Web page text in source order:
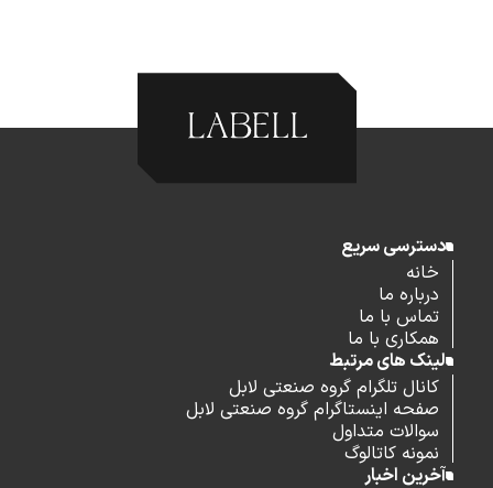
دسترسی سریع
خانه
درباره ما
تماس با ما
همکاری با ما
لینک های مرتبط
کانال تلگرام گروه صنعتی لابل
صفحه اینستاگرام گروه صنعتی لابل
سوالات متداول
نمونه کاتالوگ
آخرین اخبار